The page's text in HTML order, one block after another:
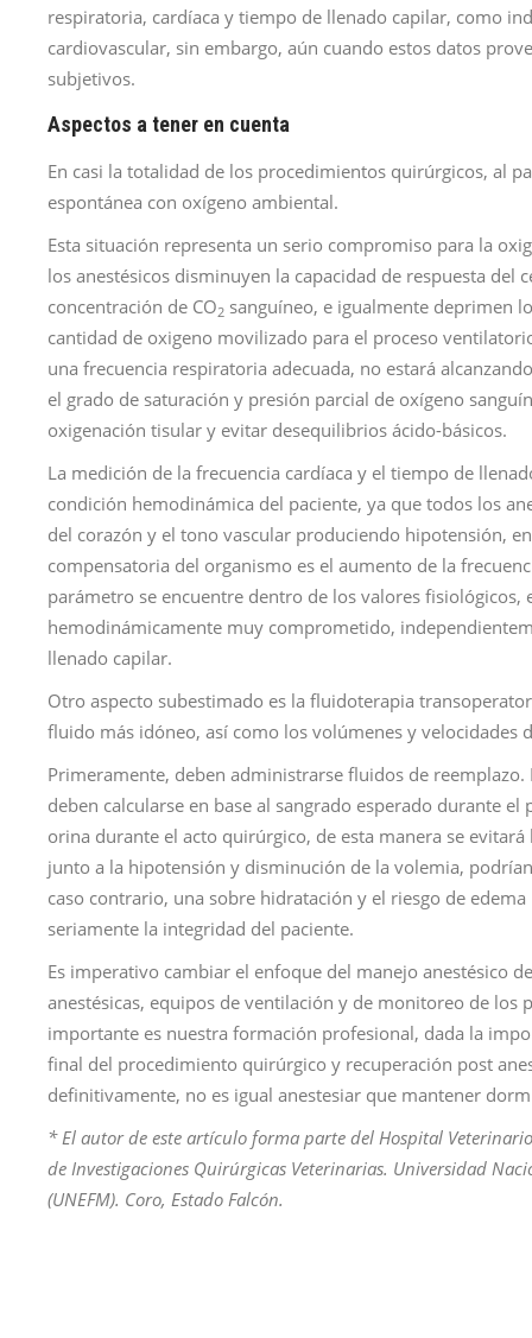
respiratoria, cardíaca y tiempo de llenado capilar, como
cardiovascular, sin embargo, aún cuando estos datos
subjetivos.
Aspectos a tener en cuenta
En casi la totalidad de los procedimientos quirúrgicos, al
espontánea con oxígeno ambiental.
Esta situación representa un serio compromiso para la
los anestésicos disminuyen la capacidad de respuesta del
concentración de CO2 sanguíneo, e igualmente deprimen
cantidad de oxigeno movilizado para el proceso
una frecuencia respiratoria adecuada, no estará
el grado de saturación y presión parcial de oxígeno
oxigenación tisular y evitar desequilibrios ácido-básicos.
La medición de la frecuencia cardíaca y el tiempo de
condición hemodinámica del paciente, ya que todos los
del corazón y el tono vascular produciendo hipotensión,
compensatoria del organismo es el aumento de la
parámetro se encuentre dentro de los valores fisiológicos,
hemodinámicamente muy comprometido,
llenado capilar.
Otro aspecto subestimado es la fluidoterapia
fluido más idóneo, así como los volúmenes y velocidades
Primeramente, deben administrarse fluidos de
deben calcularse en base al sangrado esperado durante
orina durante el acto quirúrgico, de esta manera se
junto a la hipotensión y disminución de la volemia,
caso contrario, una sobre hidratación y el riesgo de
seriamente la integridad del paciente.
Es imperativo cambiar el enfoque del manejo anestésico
anestésicas, equipos de ventilación y de monitoreo de los
importante es nuestra formación profesional, dada la
final del procedimiento quirúrgico y recuperación post
definitivamente, no es igual anestesiar que mantener
* El autor de este artículo forma parte del Hospital
de Investigaciones Quirúrgicas Veterinarias. Universidad
(UNEFM). Coro, Estado Falcón.